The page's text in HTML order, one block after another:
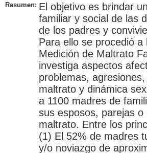
Resumen: El objetivo es brindar
familiar y social de las
de los padres y
Para ello se procedió
Medición de Maltrato
investiga aspectos
problemas,
maltrato y dinámica
a 1100 madres de
sus esposos, parejas
maltrato. Entre los
(1) El 52% de madres
y/o noviazgo de